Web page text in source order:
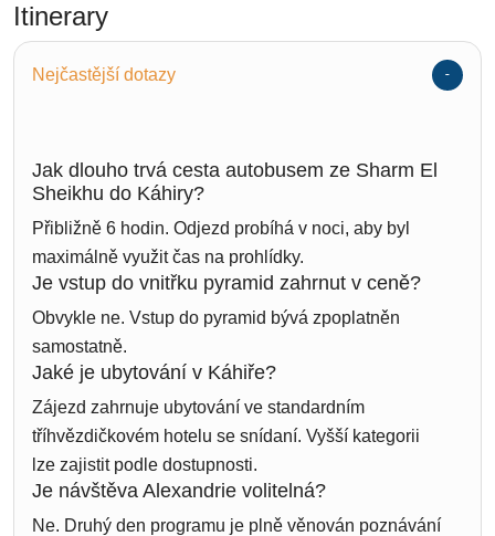
Itinerary
Nejčastější dotazy
Jak dlouho trvá cesta autobusem ze Sharm El
Sheikhu do Káhiry?
Přibližně 6 hodin. Odjezd probíhá v noci, aby byl
maximálně využit čas na prohlídky.
Je vstup do vnitřku pyramid zahrnut v ceně?
Obvykle ne. Vstup do pyramid bývá zpoplatněn
samostatně.
Jaké je ubytování v Káhiře?
Zájezd zahrnuje ubytování ve standardním
tříhvězdičkovém hotelu se snídaní. Vyšší kategorii
lze zajistit podle dostupnosti.
Je návštěva Alexandrie volitelná?
Ne. Druhý den programu je plně věnován poznávání